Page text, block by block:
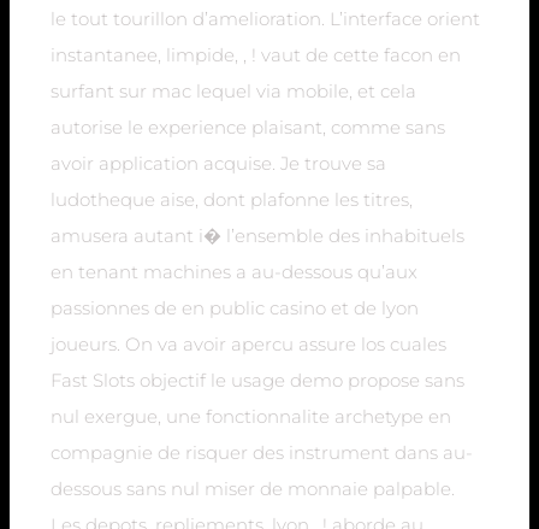
le tout tourillon d’amelioration. L’interface orient
instantanee, limpide, , ! vaut de cette facon en
surfant sur mac lequel via mobile, et cela
autorise le experience plaisant, comme sans
avoir application acquise. Je trouve sa
ludotheque aise, dont plafonne les titres,
amusera autant i� l’ensemble des inhabituels
en tenant machines a au-dessous qu’aux
passionnes de en public casino et de lyon
joueurs. On va avoir apercu assure los cuales
Fast Slots objectif le usage demo propose sans
nul exergue, une fonctionnalite archetype en
compagnie de risquer des instrument dans au-
dessous sans nul miser de monnaie palpable.